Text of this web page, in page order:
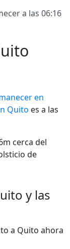
a las 06:16
en
Quito es a las
cerca del
de
y las
a Quito ahora